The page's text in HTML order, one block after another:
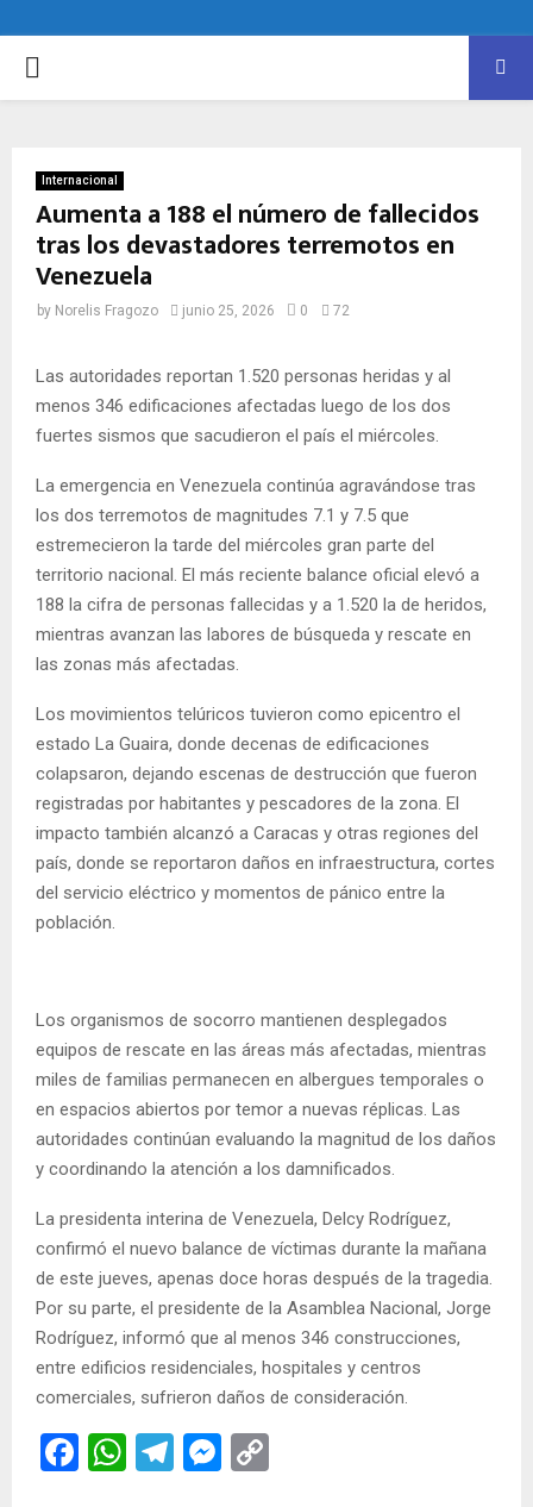
PRIMARY
Internacional
Aumenta a 188 el número de fallecidos
tras los devastadores terremotos en
Venezuela
by Norelis Fragozo junio 25, 2026 0 72
Las autoridades reportan 1.520 personas heridas y al
menos 346 edificaciones afectadas luego de los dos
fuertes sismos que sacudieron el país el miércoles.
La emergencia en Venezuela continúa agravándose tras
los dos terremotos de magnitudes 7.1 y 7.5 que
estremecieron la tarde del miércoles gran parte del
territorio nacional. El más reciente balance oficial elevó a
188 la cifra de personas fallecidas y a 1.520 la de heridos,
mientras avanzan las labores de búsqueda y rescate en
las zonas más afectadas.
Los movimientos telúricos tuvieron como epicentro el
estado La Guaira, donde decenas de edificaciones
colapsaron, dejando escenas de destrucción que fueron
registradas por habitantes y pescadores de la zona. El
impacto también alcanzó a Caracas y otras regiones del
país, donde se reportaron daños en infraestructura, cortes
del servicio eléctrico y momentos de pánico entre la
población.
Los organismos de socorro mantienen desplegados
equipos de rescate en las áreas más afectadas, mientras
miles de familias permanecen en albergues temporales o
en espacios abiertos por temor a nuevas réplicas. Las
autoridades continúan evaluando la magnitud de los daños
y coordinando la atención a los damnificados.
La presidenta interina de Venezuela, Delcy Rodríguez,
confirmó el nuevo balance de víctimas durante la mañana
de este jueves, apenas doce horas después de la tragedia.
Por su parte, el presidente de la Asamblea Nacional, Jorge
Rodríguez, informó que al menos 346 construcciones,
entre edificios residenciales, hospitales y centros
comerciales, sufrieron daños de consideración.
F
W T
M